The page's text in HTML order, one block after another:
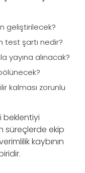
geliştirilecek?
test şartı nedir?
yayına alınacak?
kalması zorunlu
beklentiyi
süreçlerde ekip
kaybının